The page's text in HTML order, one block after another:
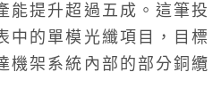
能提升超過五成。這筆投
中的單模光纖項目，目標
機架系統內部的部分銅纜